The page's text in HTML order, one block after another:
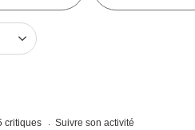
critiques Suivre son activité